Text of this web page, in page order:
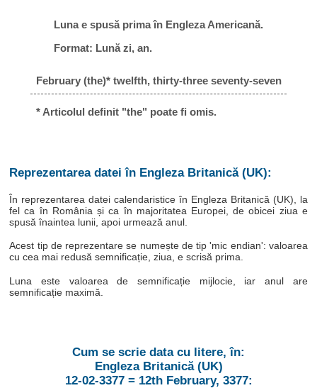
Luna e spusă prima în Engleza Americană.
Format: Lună zi, an.
February (the)* twelfth, thirty-three seventy-seven
* Articolul definit "the" poate fi omis.
Reprezentarea datei în Engleza Britanică (UK):
În reprezentarea datei calendaristice în Engleza Britanică (UK), la
fel ca în România și ca în majoritatea Europei, de obicei ziua e
spusă înaintea lunii, apoi urmează anul.
Acest tip de reprezentare se numește de tip 'mic endian': valoarea
cu cea mai redusă semnificație, ziua, e scrisă prima.
Luna este valoarea de semnificație mijlocie, iar anul are
semnificație maximă.
Cum se scrie data cu litere, în:
Engleza Britanică (UK)
12-02-3377 = 12th February, 3377: